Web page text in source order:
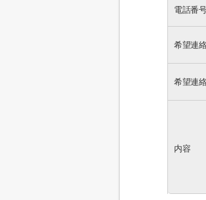
電話番
希望連
希望連
内容